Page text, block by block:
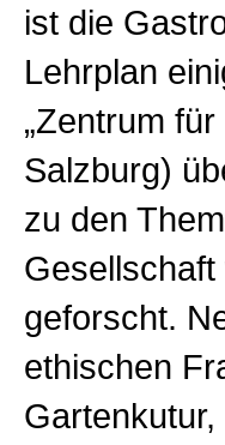
ist die
Lehrplan
„Zentrum
Salzburg)
zu den
geforscht.
ethischen